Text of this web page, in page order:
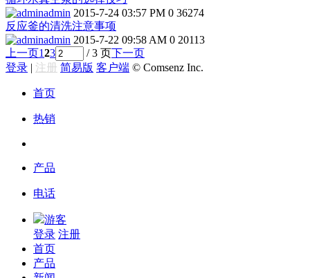
admin 2015-7-24 03:57 PM 0 36274
反应釜的清洗注意事项
admin 2015-7-22 09:58 AM 0 20113
上一页123 / 3 页下一页
登录 | 注册 简易版 客户端 © Comsenz Inc.
首页
热销
产品
电话
游客
登录 注册
首页
产品